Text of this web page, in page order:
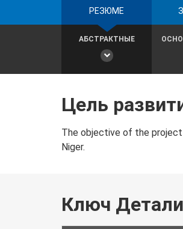
РЕЗЮМЕ
АБСТРАКТНЫЕ
Цель
The objective of the project
Niger.
Ключ Детали